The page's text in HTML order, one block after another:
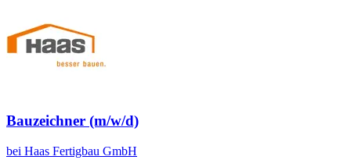
Bauzeichner (m/w/d)
bei Haas Fertigbau GmbH